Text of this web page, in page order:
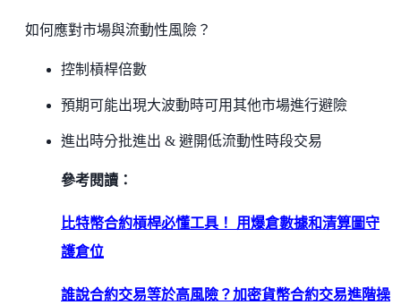
如何應對市場與流動性風險？
控制槓桿倍數
預期可能出現大波動時可用其他市場進行避險
進出時分批進出 & 避開低流動性時段交易
參考閱讀：
比特幣合約槓桿必懂工具！ 用爆倉數據和清算圖守
護倉位
誰說合約交易等於高風險？加密貨幣合約交易進階操